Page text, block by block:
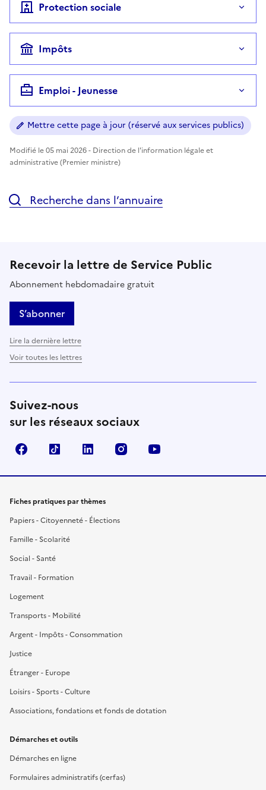
Protection sociale
Impôts
Emploi - Jeunesse
Mettre cette page à jour (réservé aux services publics)
Modifié le 05 mai 2026 - Direction de l'information légale et
administrative (Premier ministre)
Recherche dans l’annuaire
Recevoir la lettre de Service Public
Abonnement hebdomadaire gratuit
S’abonner
Lire la dernière lettre
Voir toutes les lettres
Suivez-nous
sur les réseaux sociaux
FacebookTikTok LinkedIn Instagram
Fiches pratiques par thèmes
Papiers - Citoyenneté - Élections
Famille - Scolarité
Social - Santé
Travail - Formation
Logement
Transports - Mobilité
Argent - Impôts - Consommation
Justice
Étranger - Europe
Loisirs - Sports - Culture
Associations, fondations et fonds de dotation
Démarches et outils
Démarches en ligne
Formulaires administratifs (cerfas)